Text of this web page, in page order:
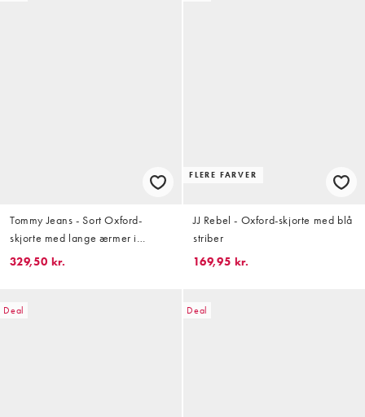
Tommy Jeans - Sort Oxford-
skjorte med lange ærmer i
regular fit
329,50 kr.
FLERE FARVER
JJ Rebel - Oxford-skjorte med blå
striber
169,95 kr.
Deal Deal